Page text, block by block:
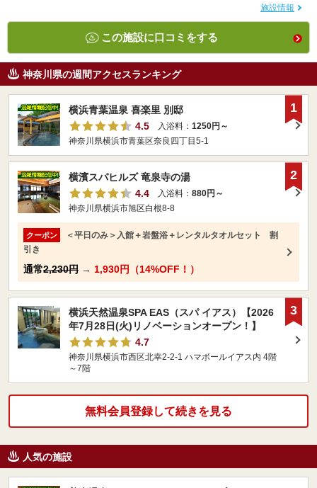
施設情報
この施設に口コミをする
神奈川県の週間アクセスランキング
横浜青葉温泉 喜楽里 別邸
4.5
入浴料： 1250円～
神奈川県横浜市青葉区奈良四丁目5-1
1
横濱スパヒルズ 竜泉寺の湯
4.4
入浴料： 880円～
神奈川県横浜市旭区白根8-8
クーポン
＜平日のみ＞入館＋岩盤浴＋レンタルタオルセット 割
引き
通常2,230円 → 1,930円（14%OFF！）
2
横浜天然温泉SPA EAS（スパ イアス）【2026
年7月28日(火)リノベーションオープン！】
4.7
神奈川県横浜市西区北幸2-2-1 ハマボールイアス内 4階
～7階
3
無料会員登録して続きを見る
人気の施設